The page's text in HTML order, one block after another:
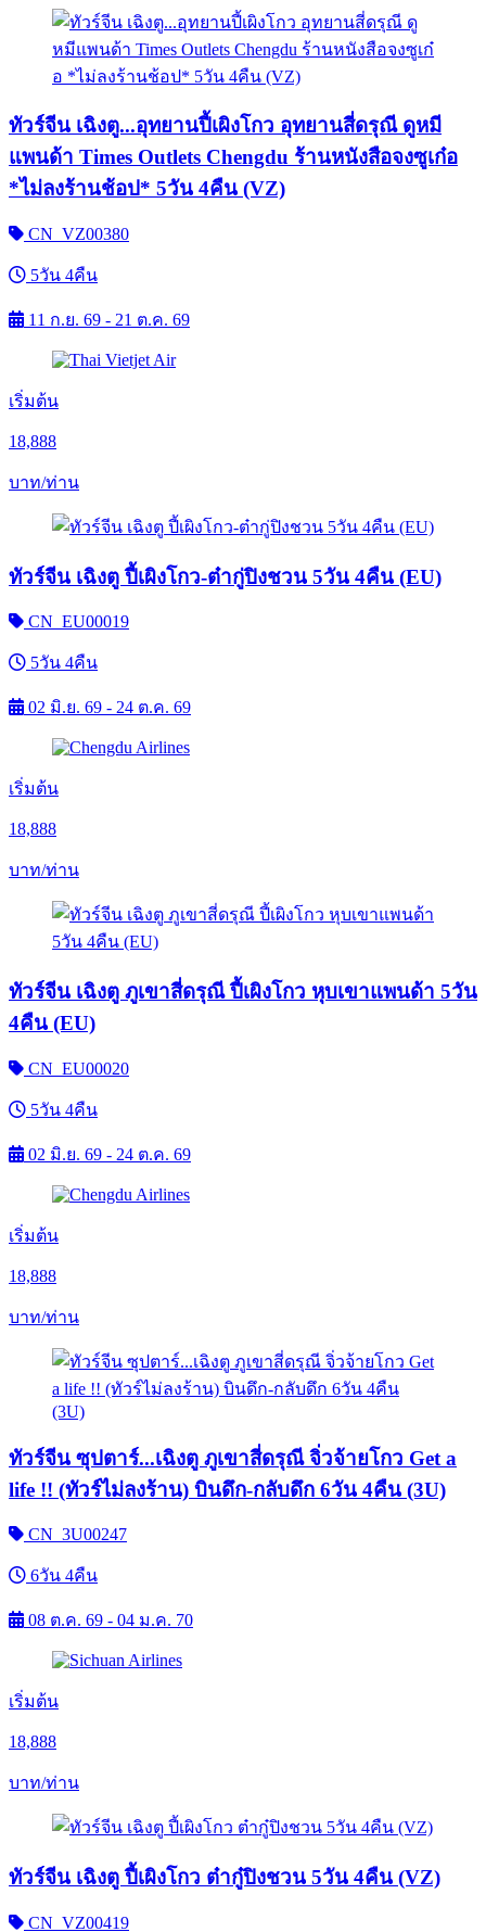
ทัวร์จีน เฉิงตู...อุทยานปี้เผิงโกว อุทยานสี่ดรุณี ดูหมี
แพนด้า Times Outlets Chengdu ร้านหนังสือจงซูเก๋อ
*ไม่ลงร้านช้อป* 5วัน 4คืน (VZ)
CN_VZ00380
5วัน 4คืน
11 ก.ย. 69 - 21 ต.ค. 69
เริ่มต้น
18,888
บาท/ท่าน
ทัวร์จีน เฉิงตู ปี้เผิงโกว-ต๋ากู่ปิงชวน 5วัน 4คืน (EU)
CN_EU00019
5วัน 4คืน
02 มิ.ย. 69 - 24 ต.ค. 69
เริ่มต้น
18,888
บาท/ท่าน
ทัวร์จีน เฉิงตู ภูเขาสี่ดรุณี ปี้เผิงโกว หุบเขาแพนด้า 5วัน
4คืน (EU)
CN_EU00020
5วัน 4คืน
02 มิ.ย. 69 - 24 ต.ค. 69
เริ่มต้น
18,888
บาท/ท่าน
ทัวร์จีน ซุปตาร์...เฉิงตู ภูเขาสี่ดรุณี จิ่วจ้ายโกว Get a
life !! (ทัวร์ไม่ลงร้าน) บินดึก-กลับดึก 6วัน 4คืน (3U)
CN_3U00247
6วัน 4คืน
08 ต.ค. 69 - 04 ม.ค. 70
เริ่มต้น
18,888
บาท/ท่าน
ทัวร์จีน เฉิงตู ปี้เผิงโกว ต๋ากู๋ปิงชวน 5วัน 4คืน (VZ)
CN_VZ00419